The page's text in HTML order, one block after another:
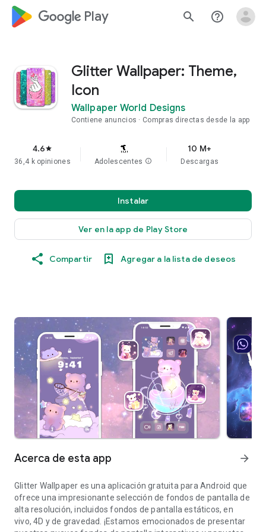
google_logo Play search help_outline
Glitter Wallpaper: Theme,
Icon
Wallpaper World Designs
Contiene anuncios Compras directas desde la app
4.6star
36,4 k opiniones Adolescentes info
10 M+
Descargas
Instalar
Ver en la app de Play Store
Compartir Agregar a la lista de deseos
Acerca de esta app arrow_forward
Glitter Wallpaper es una aplicación gratuita para Android que
ofrece una impresionante selección de fondos de pantalla de
alta resolución, incluidos fondos de pantalla estáticos, en
vivo, 4D y de gravedad. ¡Estamos emocionados de presentar